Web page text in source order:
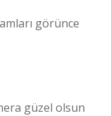
görünce
güzel olsun